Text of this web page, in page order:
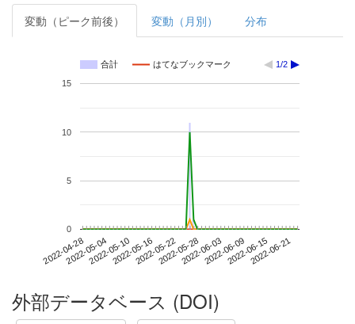
変動（ピーク前後） 変動（月別） 分布
合計 はてなブックマーク 1/2
2022-04-282022-05-042022-05-102022-05-162022-05-222022-05-282022-06-032022-06-092022-06-152022-06-21
0
5
10
15
外部データベース (DOI)